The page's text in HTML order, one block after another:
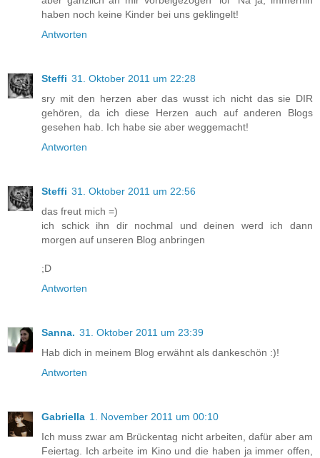
haben noch keine Kinder bei uns geklingelt!
Antworten
Steffi 31. Oktober 2011 um 22:28
sry mit den herzen aber das wusst ich nicht das sie DIR
gehören, da ich diese Herzen auch auf anderen Blogs
gesehen hab. Ich habe sie aber weggemacht!
Antworten
Steffi 31. Oktober 2011 um 22:56
das freut mich =)
ich schick ihn dir nochmal und deinen werd ich dann
morgen auf unseren Blog anbringen
;D
Antworten
Sanna. 31. Oktober 2011 um 23:39
Hab dich in meinem Blog erwähnt als dankeschön :)!
Antworten
Gabriella 1. November 2011 um 00:10
Ich muss zwar am Brückentag nicht arbeiten, dafür aber am
Feiertag. Ich arbeite im Kino und die haben ja immer offen,